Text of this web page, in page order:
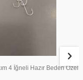
4 İğneli Hazır Beden Özel